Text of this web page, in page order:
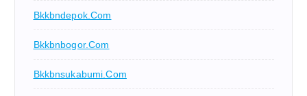
Bkkbndepok.com
Bkkbnbogor.com
Bkkbnsukabumi.com